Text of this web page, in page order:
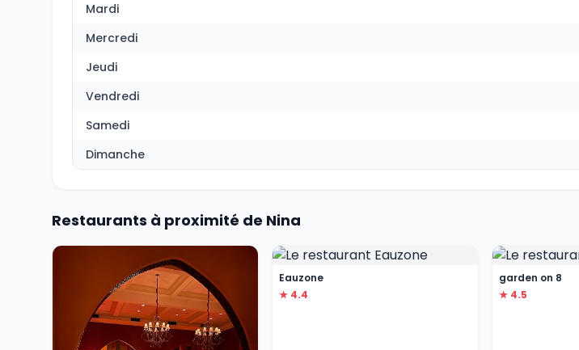
Mardi
Mercredi
Jeudi
Vendredi
Samedi
Dimanche
Restaurants à proximité de Nina
Eauzone
★ 4.4
garden on 8
★ 4.5